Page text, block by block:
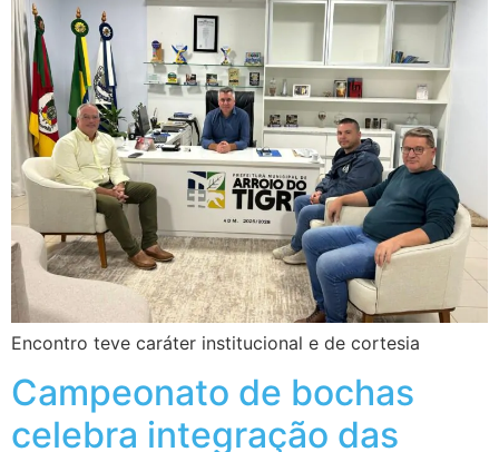
Encontro teve caráter institucional e de cortesia
Campeonato de bochas
celebra integração das